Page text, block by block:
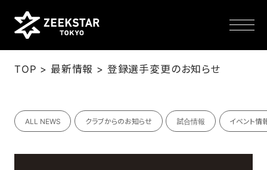
NEWS
TEAM
TOP > 最新情報 > 登録選手変更のお知らせ
ALL NEWS クラブからのお知らせ 試合情報 イベント情